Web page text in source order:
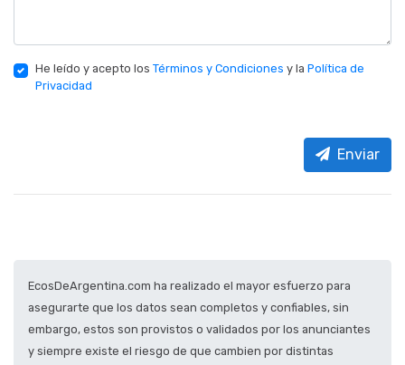
He leído y acepto los Términos y Condiciones y la Política de
Privacidad
Enviar
EcosDeArgentina.com ha realizado el mayor esfuerzo para
asegurarte que los datos sean completos y confiables, sin
embargo, estos son provistos o validados por los anunciantes
y siempre existe el riesgo de que cambien por distintas